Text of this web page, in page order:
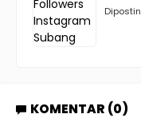
KOMENTAR (0)